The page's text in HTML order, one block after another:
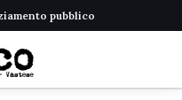
pubblico